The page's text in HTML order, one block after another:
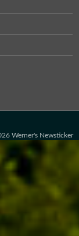
Werner's Newsticker